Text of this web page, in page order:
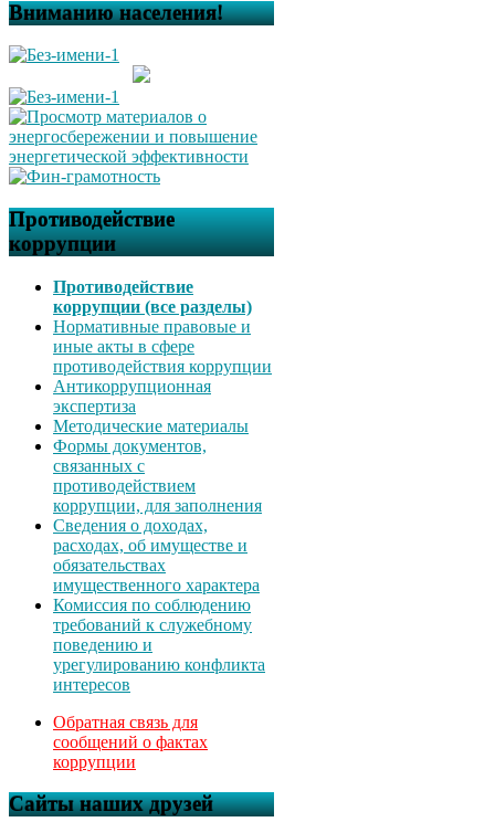
Вниманию населения!
Противодействие
коррупции
Противодействие
коррупции (все разделы)
Нормативные правовые и
иные акты в сфере
противодействия коррупции
Антикоррупционная
экспертиза
Методические материалы
Формы документов,
связанных с
противодействием
коррупции, для заполнения
Сведения о доходах,
расходах, об имуществе и
обязательствах
имущественного характера
Комиссия по соблюдению
требований к служебному
поведению и
урегулированию конфликта
интересов
Обратная связь для
сообщений о фактах
коррупции
Сайты наших друзей